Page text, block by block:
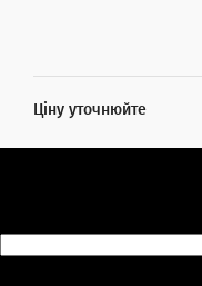
Ціну уточнюйте
Пошук: